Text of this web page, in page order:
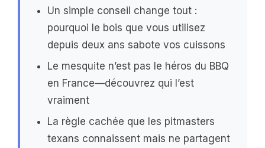
Un simple conseil change tout :
pourquoi le bois que vous utilisez
depuis deux ans sabote vos cuissons
Le mesquite n’est pas le héros du BBQ
en France—découvrez qui l’est
vraiment
La règle cachée que les pitmasters
texans connaissent mais ne partagent